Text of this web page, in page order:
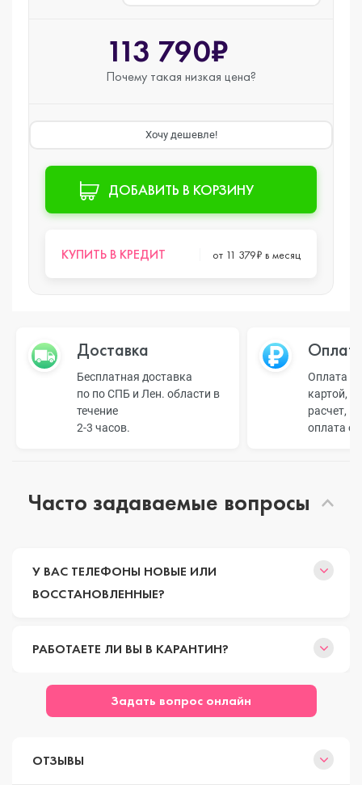
113 790₽
Почему такая низкая цена?
Хочу дешевле!
ДОБАВИТЬ В КОРЗИНУ
КУПИТЬ В КРЕДИТ от 11 379₽ в месяц
Доставка
Бесплатная доставка
по по СПБ и Лен. области в
течение
2-3 часов.
Оплата
картой,
расчет,
оплата
Часто задаваемые вопросы
У ВАС ТЕЛЕФОНЫ НОВЫЕ ИЛИ
ВОССТАНОВЛЕННЫЕ?
РАБОТАЕТЕ ЛИ ВЫ В КАРАНТИН?
Задать вопрос онлайн
ОТЗЫВЫ